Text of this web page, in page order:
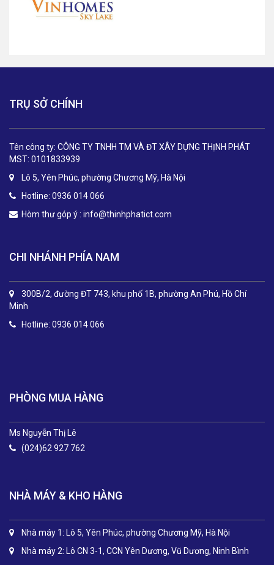
TRỤ SỞ CHÍNH
Tên công ty: CÔNG TY TNHH TM VÀ ĐT XÂY DỰNG THỊNH PHÁT
MST: 0101833939
Lô 5, Yên Phúc, phường Chương Mỹ, Hà Nội
Hotline: 0936 014 066
Hòm thư góp ý : info@thinhphatict.com
CHI NHÁNH PHÍA NAM
300B/2, đường ĐT 743, khu phố 1B, phường An Phú, Hồ Chí
Minh
Hotline: 0936 014 066
PHÒNG MUA HÀNG
Ms Nguyễn Thị Lê
(024)62 927 762
NHÀ MÁY & KHO HÀNG
Nhà máy 1: Lô 5, Yên Phúc, phường Chương Mỹ, Hà Nội
Nhà máy 2: Lô CN 3-1, CCN Yên Dương, Vũ Dương, Ninh Bình